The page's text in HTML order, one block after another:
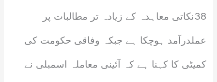
38نکاتی معاہدہ کے زیادہ تر مطالبات پر
عملدرآمد ہوچکا ہے جبکہ وفاقی حکومت کی
کمیٹی کا کہنا ہے کہ آئینی معاملہ اسمبلی نے